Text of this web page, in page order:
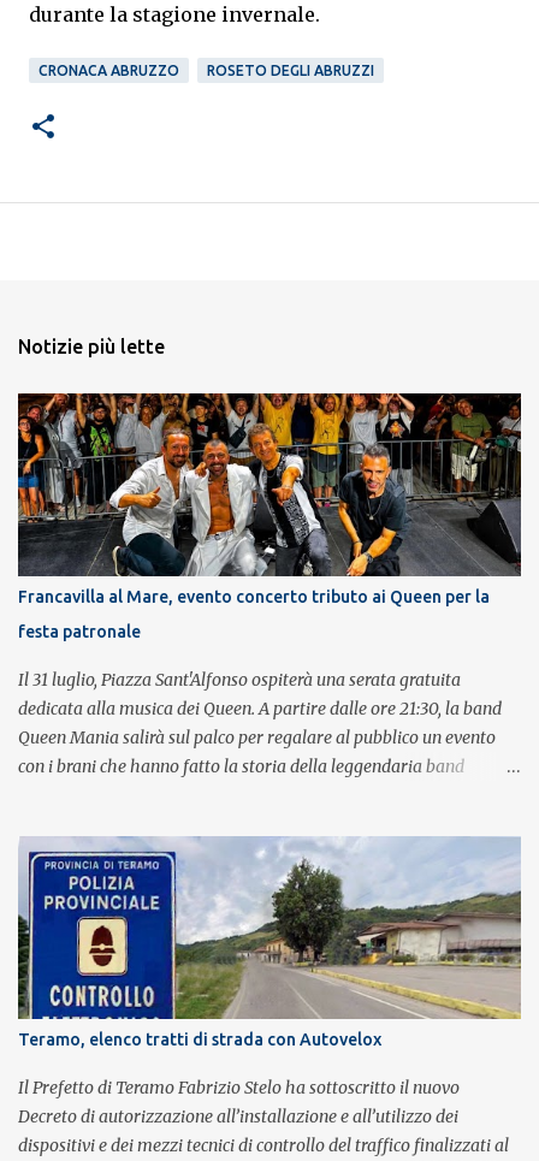
durante la stagione invernale.
CRONACA ABRUZZO ROSETO DEGLI ABRUZZI
Notizie più lette
Francavilla al Mare, evento concerto tributo ai Queen per la
festa patronale
Il 31 luglio, Piazza Sant'Alfonso ospiterà una serata gratuita
dedicata alla musica dei Queen. A partire dalle ore 21:30, la band
Queen Mania salirà sul palco per regalare al pubblico un evento
con i brani che hanno fatto la storia della leggendaria band
con grande successo la passione e l'energia del celebre gruppo. Lo
spettacolo si inserisce nell'ambito dei festeggiamenti in onore di
Sant'Alfonso, il santo patrono della città. La formazione sul palco è
composta da Simone Fortuna alla batteria e voce, Fabrizio
Palermo al basso e voce, Tiziano Giampieri alla chitarra e voce, e
Salvo Vinci alla voce. Salvo Vinci è la voce scelta direttamente da
Brian May e Roger Taylor per il musical We Will Rock You.
Teramo, elenco tratti di strada con Autovelox
Il Prefetto di Teramo Fabrizio Stelo ha sottoscritto il nuovo
Decreto di autorizzazione all’installazione e all’utilizzo dei
dispositivi e dei mezzi tecnici di controllo del traffico finalizzati al